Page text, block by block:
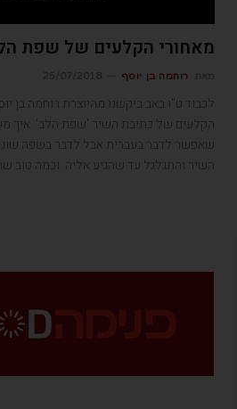
מאחורי הקלעים של שפת
רוחמה בן יוסף
לכבוד ט"ו באב ביקשנו מהיוצרת רוחמה בן
הקלעים של כתיבת השיר 'שפת הלב'. איך
שאפשר לדבר בעברית אבל לדבר בשפה
השיר והתגלגל עד שהגיע אליה. וכמה טוב